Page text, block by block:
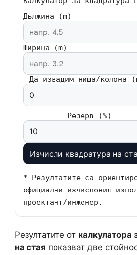
Дължина (m)
Ширина (m)
Да извадим ниша/колона
Резерв (%)
Изчисли квадратура на
* Резултатите са
официални изчисления
проектант/инженер.
Резултатите от калкулатора
на стая показват две